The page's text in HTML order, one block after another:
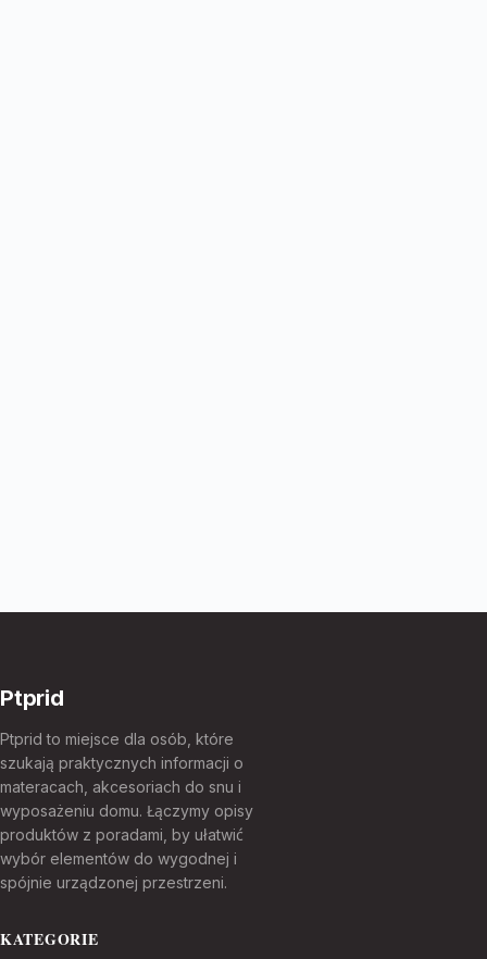
Ptprid
Ptprid to miejsce dla osób, które
szukają praktycznych informacji o
materacach, akcesoriach do snu i
wyposażeniu domu. Łączymy opisy
produktów z poradami, by ułatwić
wybór elementów do wygodnej i
spójnie urządzonej przestrzeni.
KATEGORIE